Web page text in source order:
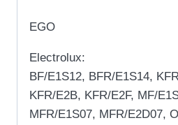
EGO
Electrolux:
BF/E1S12, BFR/E1S14,
KFR/E2B, KFR/E2F, MF/
MFR/E1S07, MFR/E2D07,